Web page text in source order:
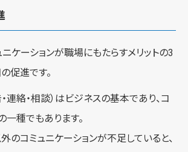
ケーションが職場にもたらすメリットの3
促進です。
・連絡・相談）はビジネスの基本であり、コ
一種でもあります。
外のコミュニケーションが不足していると、